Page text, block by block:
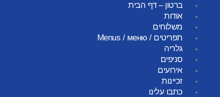
ברטון – דף הבית
אודות
משלוחים
תפריטים / Menus / меню
גלריה
סניפים
אירועים
זכיינות
כתבו עלינו